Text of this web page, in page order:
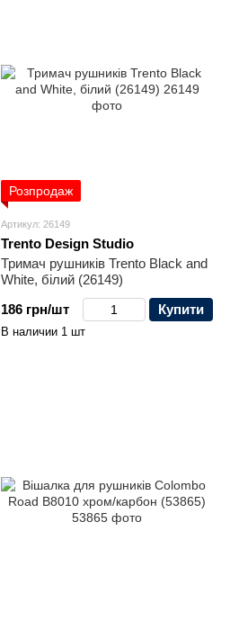
Розпродаж
Артикул: 26149
Trento Design Studio
Тримач рушників Trento Black and
White, білий (26149)
186 грн/шт
Купити
В наличии 1 шт